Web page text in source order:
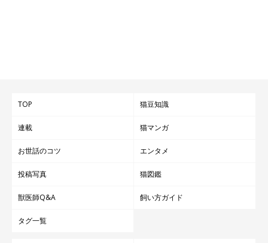
TOP 猫豆知識
連載 猫マンガ
お世話のコツ エンタメ
投稿写真 猫図鑑
獣医師Q&A 飼い方ガイド
タグ一覧